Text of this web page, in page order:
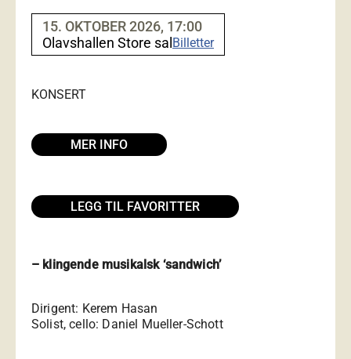
15. OKTOBER 2026, 17:00
Olavshallen Store salBilletter
KONSERT
MER INFO
LEGG TIL FAVORITTER
– klingende musikalsk ‘sandwich’
Dirigent: Kerem Hasan
Solist, cello: Daniel Mueller-Schott